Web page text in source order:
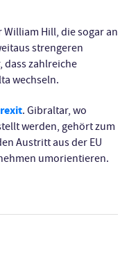
Hill, die sogar an
strengeren
dass zahlreiche
wechseln.
. Gibraltar, wo
werden, gehört zum
Austritt aus der EU
umorientieren.